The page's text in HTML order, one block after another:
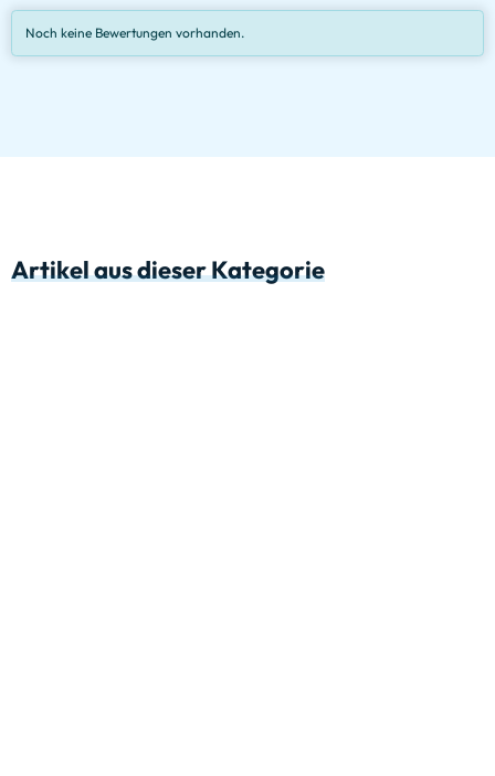
Noch keine Bewertungen vorhanden.
Artikel aus dieser Kategorie